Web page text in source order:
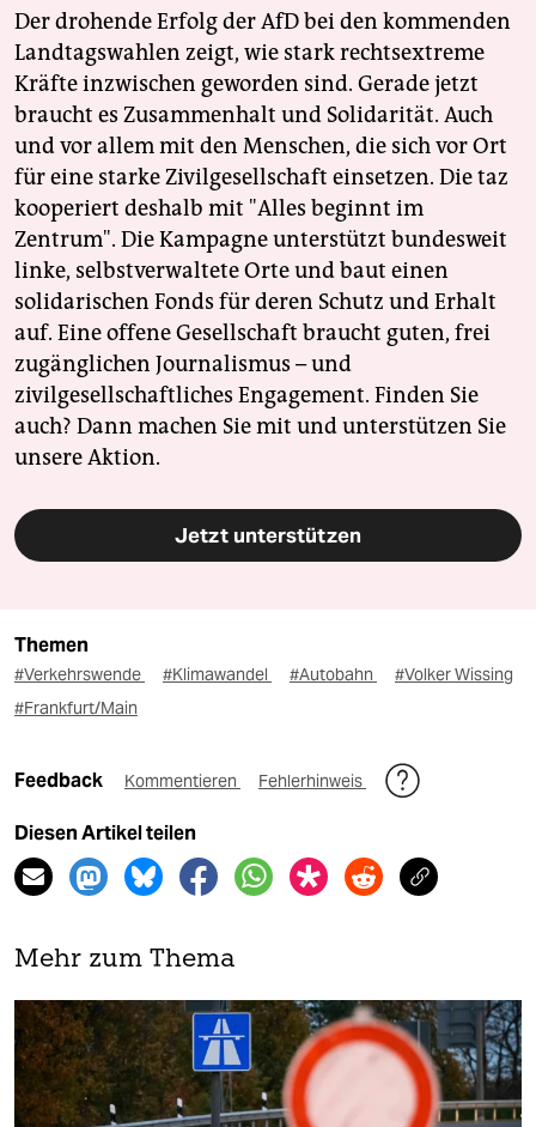
Der drohende Erfolg der AfD bei den kommenden
Landtagswahlen zeigt, wie stark rechtsextreme
Kräfte inzwischen geworden sind. Gerade jetzt
braucht es Zusammenhalt und Solidarität. Auch
und vor allem mit den Menschen, die sich vor Ort
für eine starke Zivilgesellschaft einsetzen. Die taz
kooperiert deshalb mit "Alles beginnt im
Zentrum". Die Kampagne unterstützt bundesweit
linke, selbstverwaltete Orte und baut einen
solidarischen Fonds für deren Schutz und Erhalt
auf. Eine offene Gesellschaft braucht guten, frei
zugänglichen Journalismus – und
zivilgesellschaftliches Engagement. Finden Sie
auch? Dann machen Sie mit und unterstützen Sie
unsere Aktion.
Jetzt unterstützen
Themen
#Verkehrswende #Klimawandel #Autobahn
#Volker Wissing
#Frankfurt/Main
Feedback Kommentieren Fehlerhinweis
Diesen Artikel teilen
Mehr zum Thema